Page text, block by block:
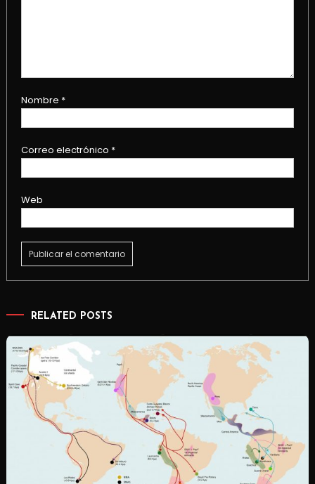
Nombre *
Correo electrónico *
Web
RELATED POSTS